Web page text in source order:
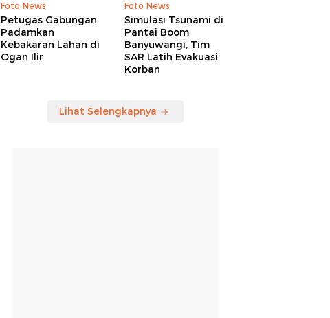
Foto News
Petugas Gabungan
Padamkan
Kebakaran Lahan di
Ogan Ilir
Foto News
Simulasi Tsunami di
Pantai Boom
Banyuwangi, Tim
SAR Latih Evakuasi
Korban
Lihat Selengkapnya